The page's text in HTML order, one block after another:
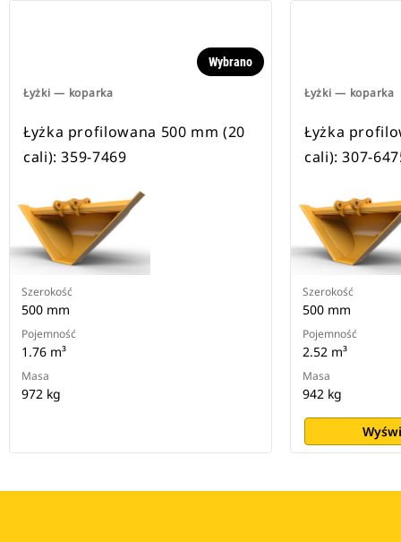
Łyżki — koparka
Wybrano
Łyżka profilowana 500 mm (20
cali): 359-7469
Szerokość
500 mm
Pojemność
1.76 m³
Masa
972 kg
Łyżki — koparka
Łyżka
cali): 307-
Szerokość
500 mm
Pojemność
2.52 m³
Masa
942 kg